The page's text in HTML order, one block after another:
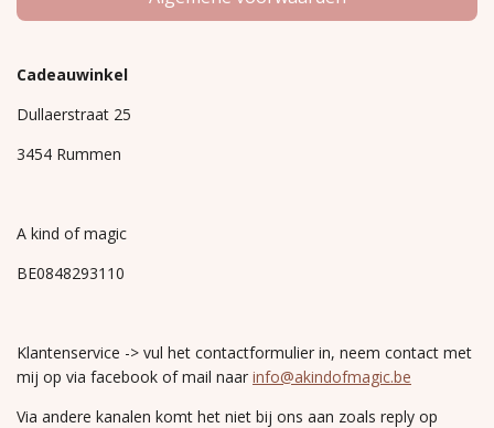
Cadeauwinkel
Dullaerstraat 25
3454 Rummen
A kind of magic
BE0848293110
Klantenservice -> vul het contactformulier in, neem contact met
mij op via facebook of mail naar info@akindofmagic.be
Via andere kanalen komt het niet bij ons aan zoals reply op